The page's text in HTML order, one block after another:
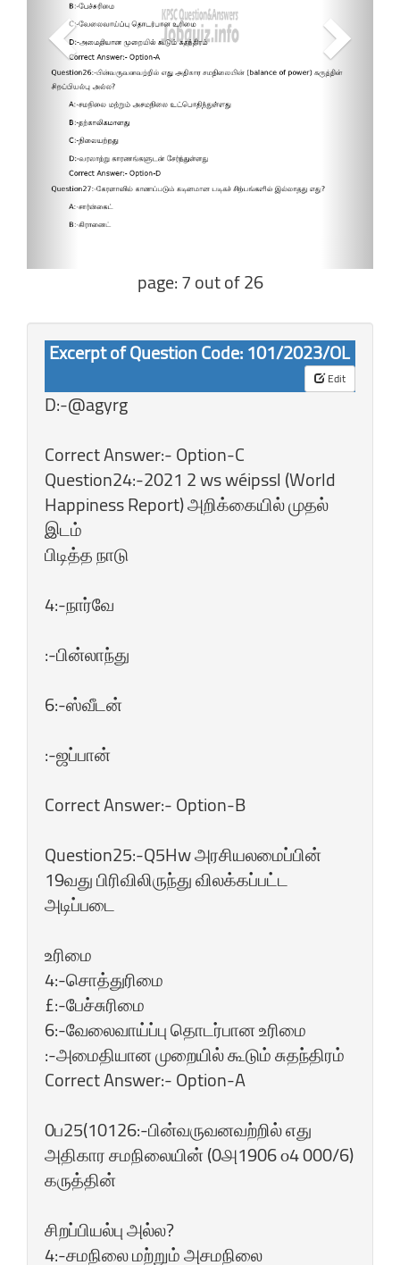
page: 7 out of 26
Excerpt of Question Code: 101/2023/OL
Edit
D:-@agyrg
Correct Answer:- Option-C
Question24:-2021 2 ws wéipssl (World
Happiness Report) அறிக்கையில்‌ முதல்‌
இடம்‌
பிடித்த நாடு
4:-நார்வே
:-பின்லாந்து
6:-ஸ்வீடன்‌
:-ஜப்பான்‌
Correct Answer:- Option-B
Question25:-Q5Hw அரசியலமைப்பின்‌
19வது பிரிவிலிருந்து விலக்கப்பட்ட
அடிப்படை
உரிமை
4:-சொத்துரிமை
£:-பேச்சுரிமை
6:-வேலைவாய்ப்பு தொடர்பான உரிமை
:-அமைதியான முறையில்‌ கூடும்‌ சுதந்திரம்‌
Correct Answer:- Option-A
0ப25(10126:-பின்வருவனவற்றில்‌ எது
அதிகார சமநிலையின்‌ (0௮1906 ௦4 000/6)
கருத்தின்‌
சிறப்பியல்பு அல்ல?
4:-சமநிலை மற்றும்‌ அசமநிலை